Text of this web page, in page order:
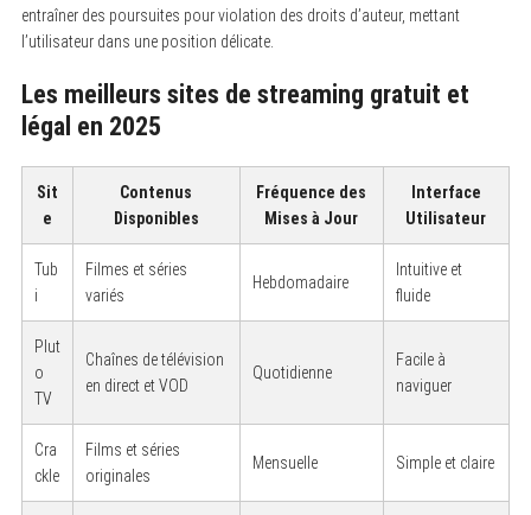
entraîner des poursuites pour violation des droits d’auteur, mettant
l’utilisateur dans une position délicate.
Les meilleurs sites de streaming gratuit et
légal en 2025
Sit
e
Contenus
Disponibles
Fréquence des
Mises à Jour
Interface
Utilisateur
Tub
i
Filmes et séries
variés
Hebdomadaire
Intuitive et
fluide
Plut
o
TV
Chaînes de télévision
en direct et VOD
Quotidienne
Facile à
naviguer
Cra
ckle
Films et séries
originales
Mensuelle Simple et claire